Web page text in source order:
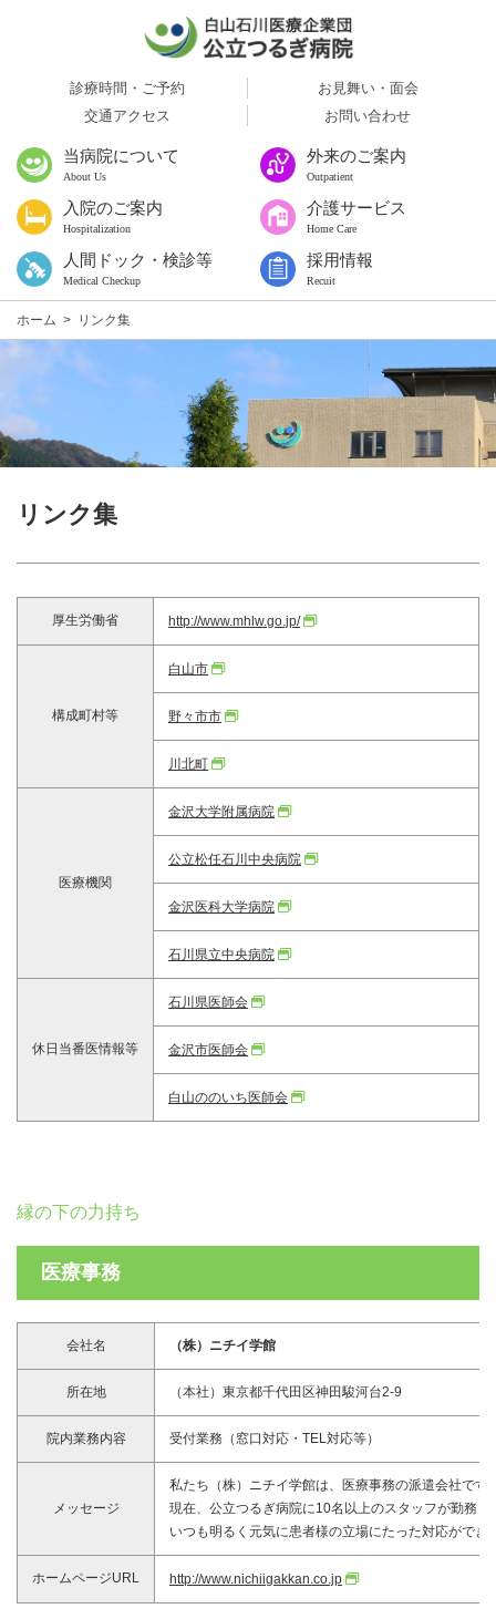
診療時間・ご予約
お見舞い・面会
交通アクセス
お問い合わせ
当病院について
About Us
外来のご案内
Outpatient
入院のご案内
Hospitalization
介護サービス
Home Care
人間ドック・検診等
Medical Checkup
採用情報
Recuit
ホーム > リンク集
リンク集
厚生労働省 http://www.mhlw.go.jp/
構成町村等
白山市
野々市市
川北町
医療機関
金沢大学附属病院
公立松任石川中央病院
金沢医科大学病院
石川県立中央病院
休日当番医情報等
石川県医師会
金沢市医師会
白山ののいち医師会
縁の下の力持ち
医療事務
会社名 （株）ニチイ学館
所在地 （本社）東京都千代田区神田駿河台2-9
院内業務内容 受付業務（窓口対応・TEL対応等）
メッセージ
私たち（株）ニチイ学館は、医療事務の派遣会社です
現在、公立つるぎ病院に10名以上のスタッフが勤務し
いつも明るく元気に患者様の立場にたった対応がで
ホームページURL http://www.nichiigakkan.co.jp